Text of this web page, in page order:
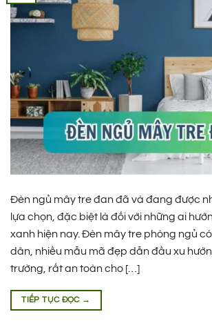
Đèn ngủ mây tre đan đã và đang được
lựa chọn, đặc biệt là đối với những ai
xanh hiện nay. Đèn mây tre phòng ngủ
dân, nhiều mẫu mã đẹp dẫn đầu xu
trường, rất an toàn cho […]
TIẾP TỤC ĐỌC →